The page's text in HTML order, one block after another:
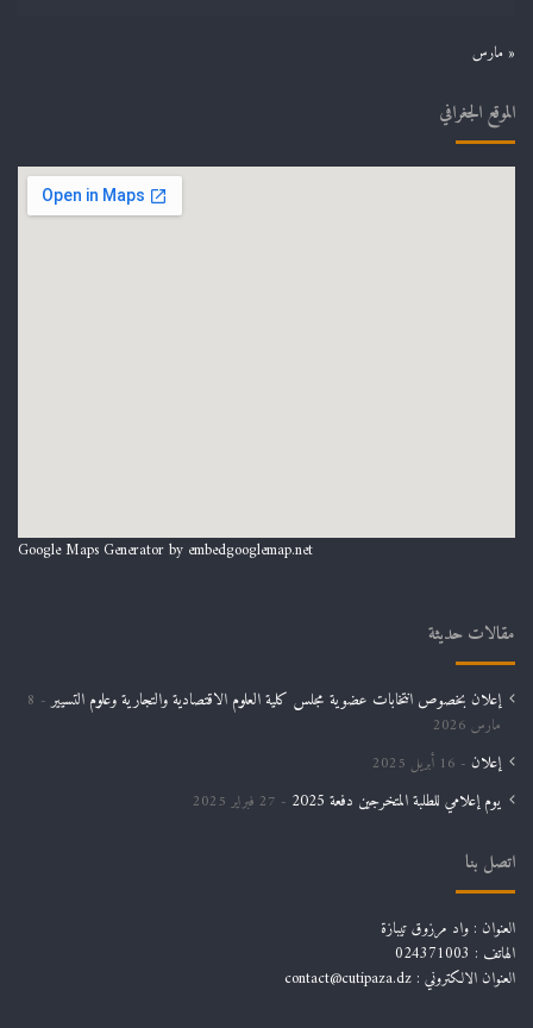
« مارس
الموقع الجغرافي
Google Maps Generator by embedgooglemap.net
مقالات حديثة
إعلان بخصوص انتخابات عضوية مجلس كلية العلوم الاقتصادية والتجارية وعلوم التسيير
8
مارس 2026
إعلان 16 أبريل 2025
يوم إعلامي للطلبة المتخرجين دفعة 2025 27 فبراير 2025
اتصل بنا
العنوان : واد مرزوق تيبازة
الهاتف : 024371003
العنوان الالكتروني : contact@cutipaza.dz